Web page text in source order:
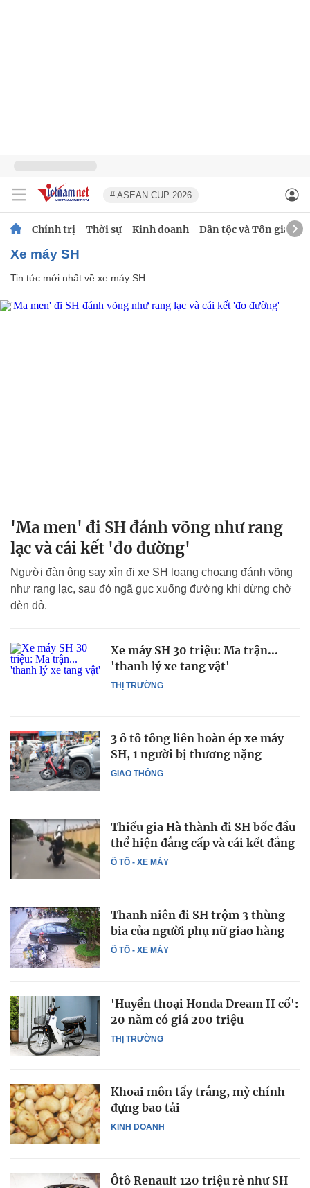
# ASEAN CUP 2026
Chính trị Thời sự Kinh doanh Dân tộc và Tôn giáo
xe máy SH
Tin tức mới nhất về xe máy SH
'Ma men' đi SH đánh võng như rang
lạc và cái kết 'đo đường'
Người đàn ông say xỉn đi xe SH loạng choạng đánh võng
như rang lạc, sau đó ngã gục xuống đường khi dừng chờ
đèn đỏ.
THỊ TRƯỜNG
Xe máy SH 30 triệu: Ma trận...
'thanh lý xe tang vật'
GIAO THÔNG
3 ô tô tông liên hoàn ép xe máy
SH, 1 người bị thương nặng
Ô TÔ - XE MÁY
Thiếu gia Hà thành đi SH bốc đầu
thể hiện đẳng cấp và cái kết đắng
Ô TÔ - XE MÁY
Thanh niên đi SH trộm 3 thùng
bia của người phụ nữ giao hàng
THỊ TRƯỜNG
'Huyền thoại Honda Dream II cổ':
20 năm có giá 200 triệu
KINH DOANH
Khoai môn tẩy trắng, mỳ chính
đựng bao tải
Ôtô Renault 120 triệu rẻ như SH